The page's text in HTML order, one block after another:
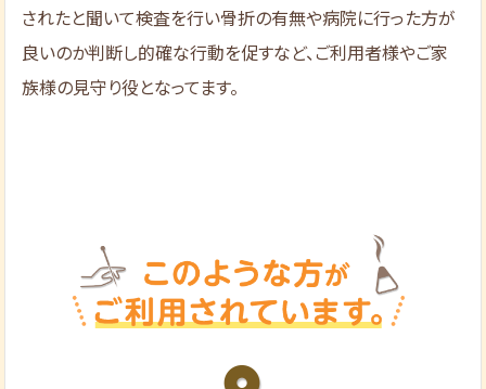
されたと聞いて検査を行い骨折の有無や病院に行った方が
良いのか判断し的確な行動を促すなど、ご利用者様やご家
族様の見守り役となってます。